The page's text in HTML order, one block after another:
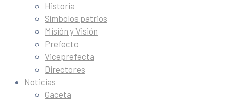
Historia
Símbolos patrios
Misión y Visión
Prefecto
Viceprefecta
Directores
Noticias
Gaceta